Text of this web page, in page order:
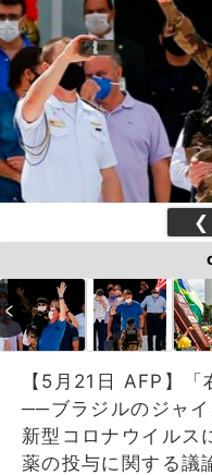
❮
【5月21日 AFP】「
──ブラジルのジャイ
新型コロナウイルス
薬の投与に関する議